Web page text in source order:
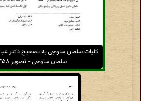
کلیات سلمان ساوجی به تصحیح دکتر
سلمان ساوجی - تصویر ۴۵۸